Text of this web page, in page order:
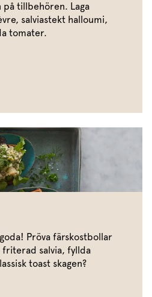
på tillbehören. Laga
salviastekt halloumi,
tomater.
Pröva färskostbollar
salvia, fyllda
toast skagen?